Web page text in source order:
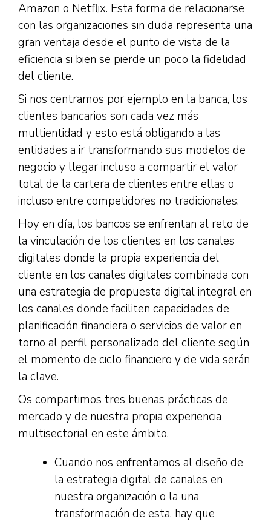
Amazon o Netflix. Esta forma de relacionarse
con las organizaciones sin duda representa una
gran ventaja desde el punto de vista de la
eficiencia si bien se pierde un poco la fidelidad
del cliente.
Si nos centramos por ejemplo en la banca, los
clientes bancarios son cada vez más
multientidad y esto está obligando a las
entidades a ir transformando sus modelos de
negocio y llegar incluso a compartir el valor
total de la cartera de clientes entre ellas o
incluso entre competidores no tradicionales.
Hoy en día, los bancos se enfrentan al reto de
la vinculación de los clientes en los canales
digitales donde la propia experiencia del
cliente en los canales digitales combinada con
una estrategia de propuesta digital integral en
los canales donde faciliten capacidades de
planificación financiera o servicios de valor en
torno al perfil personalizado del cliente según
el momento de ciclo financiero y de vida serán
la clave.
Os compartimos tres buenas prácticas de
mercado y de nuestra propia experiencia
multisectorial en este ámbito.
Cuando nos enfrentamos al diseño de
la estrategia digital de canales en
nuestra organización o la una
transformación de esta, hay que